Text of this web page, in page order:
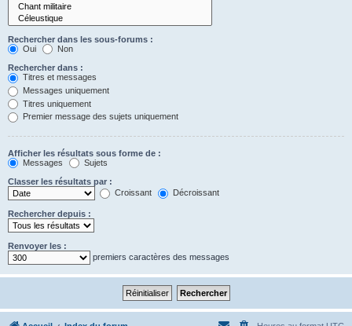
Rechercher dans les sous-forums :
Oui
Non
Rechercher dans :
Titres et messages
Messages uniquement
Titres uniquement
Premier message des sujets uniquement
Afficher les résultats sous forme de :
Messages
Sujets
Classer les résultats par :
Croissant
Décroissant
Rechercher depuis :
Renvoyer les :
premiers caractères des messages